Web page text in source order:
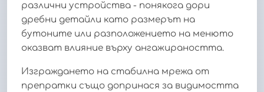
различни устройства - понякога дори
дребни детайли като размерът на
бутоните или разположението на менюто
оказват влияние върху ангажираността.
Изграждането на стабилна мрежа от
препратки също допринася за видимостта